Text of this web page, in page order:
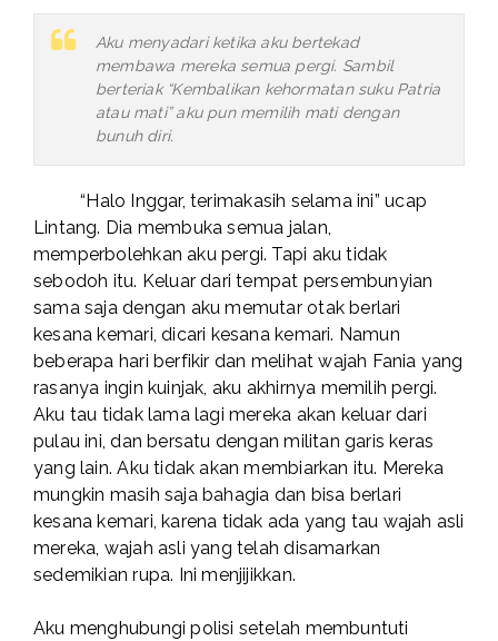
Aku menyadari ketika aku bertekad
membawa mereka semua pergi. Sambil
berteriak “Kembalikan kehormatan suku Patria
atau mati” aku pun memilih mati dengan
bunuh diri.
“Halo Inggar, terimakasih selama ini” ucap
Lintang. Dia membuka semua jalan,
memperbolehkan aku pergi. Tapi aku tidak
sebodoh itu. Keluar dari tempat persembunyian
sama saja dengan aku memutar otak berlari
kesana kemari, dicari kesana kemari. Namun
beberapa hari berfikir dan melihat wajah Fania yang
rasanya ingin kuinjak, aku akhirnya memilih pergi.
Aku tau tidak lama lagi mereka akan keluar dari
pulau ini, dan bersatu dengan militan garis keras
yang lain. Aku tidak akan membiarkan itu. Mereka
mungkin masih saja bahagia dan bisa berlari
kesana kemari, karena tidak ada yang tau wajah asli
mereka, wajah asli yang telah disamarkan
sedemikian rupa. Ini menjijikkan.
Aku menghubungi polisi setelah membuntuti